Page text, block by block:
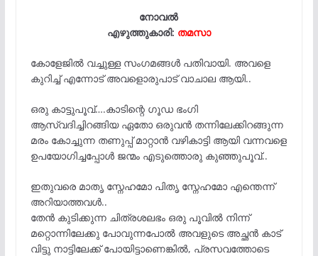
നോവൽ
എഴുത്തുകാരി: തമസാ
കോളേജിൽ വച്ചുള്ള സംഗമങ്ങൾ പതിവായി. അവളെ
കുറിച്ച് എന്നോട് അവളൊരുപാട് വാചാല ആയി..
ഒരു കാട്ടുപൂവ്….കാടിന്റെ ഗൂഡ ഭംഗി
ആസ്വദിച്ചിറങ്ങിയ ഏതോ ഒരുവൻ തന്നിലേക്കിറങ്ങുന്ന
മരം കോച്ചുന്ന തണുപ്പ് മാറ്റാൻ വഴികാട്ടി ആയി വന്നവളെ
ഉപയോഗിച്ചപ്പോൾ ജന്മം എടുത്തൊരു കുഞ്ഞുപൂവ്..
ഇതുവരെ മാതൃ സ്നേഹമോ പിതൃ സ്നേഹമോ എന്തെന്ന്
അറിയാത്തവൾ..
തേൻ കുടിക്കുന്ന ചിത്രശലഭം ഒരു പൂവിൽ നിന്ന്
മറ്റൊന്നിലേക്കു പോവുന്നപോൽ അവളുടെ അച്ഛൻ കാട്
വിട്ടു നാട്ടിലേക്ക് പോയിട്ടാണെങ്കിൽ, പ്രസവത്തോടെ